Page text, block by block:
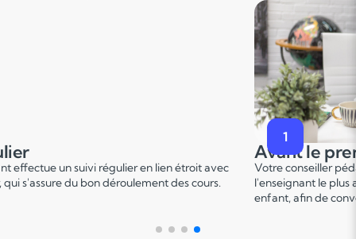
cours
pédagogique vous met en relation avec
adapté en fonction du profil de votre
2
Pendant le
Ce 1er cours permet
points forts et de
sur le programme.